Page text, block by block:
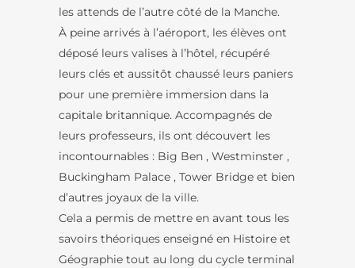
les attends de l’autre côté de la Manche.
À peine arrivés à l’aéroport, les élèves ont
déposé leurs valises à l’hôtel, récupéré
leurs clés et aussitôt chaussé leurs paniers
pour une première immersion dans la
capitale britannique. Accompagnés de
leurs professeurs, ils ont découvert les
incontournables : Big Ben , Westminster ,
Buckingham Palace , Tower Bridge et bien
d’autres joyaux de la ville.
Cela a permis de mettre en avant tous les
savoirs théoriques enseigné en Histoire et
Géographie tout au long du cycle terminal